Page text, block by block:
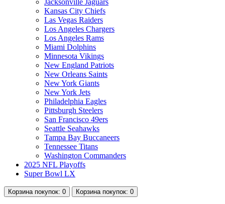
Kansas City Chiefs
Las Vegas Raiders
Los Angeles Chargers
Los Angeles Rams
Miami Dolphins
Minnesota Vikings
New England Patriots
New Orleans Saints
New York Giants
New York Jets
Philadelphia Eagles
Pittsburgh Steelers
San Francisco 49ers
Seattle Seahawks
Tampa Bay Buccaneers
Tennessee Titans
Washington Commanders
2025 NFL Playoffs
Super Bowl LX
Корзина покупок: 0 Корзина покупок: 0